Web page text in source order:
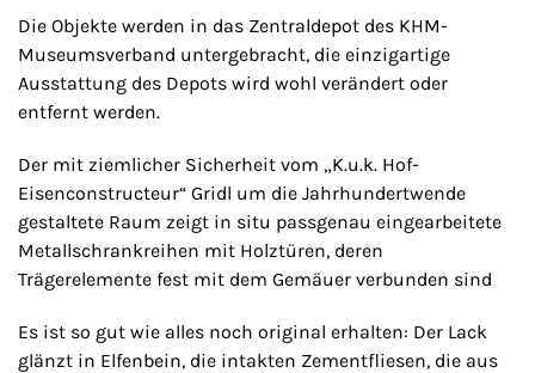
Die Objekte werden in das Zentraldepot des KHM-
Museumsverband untergebracht, die einzigartige
Ausstattung des Depots wird wohl verändert oder
entfernt werden.
Der mit ziemlicher Sicherheit vom „K.u.k. Hof-
Eisenconstructeur“ Gridl um die Jahrhundertwende
gestaltete Raum zeigt in situ passgenau eingearbeitete
Metallschrankreihen mit Holztüren, deren
Trägerelemente fest mit dem Gemäuer verbunden sind
Es ist so gut wie alles noch original erhalten: Der Lack
glänzt in Elfenbein, die intakten Zementfliesen, die aus